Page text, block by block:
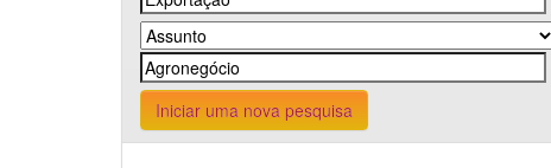
Iniciar uma nova pesquisa